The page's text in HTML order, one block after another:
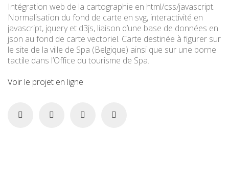
Intégration web de la cartographie en html/css/javascript.
Normalisation du fond de carte en svg, interactivité en
javascript, jquery et d3js, liaison d’une base de données en
json au fond de carte vectoriel. Carte destinée à figurer sur
le site de la ville de Spa (Belgique) ainsi que sur une borne
tactile dans l’Office du tourisme de Spa.
Voir le projet en ligne